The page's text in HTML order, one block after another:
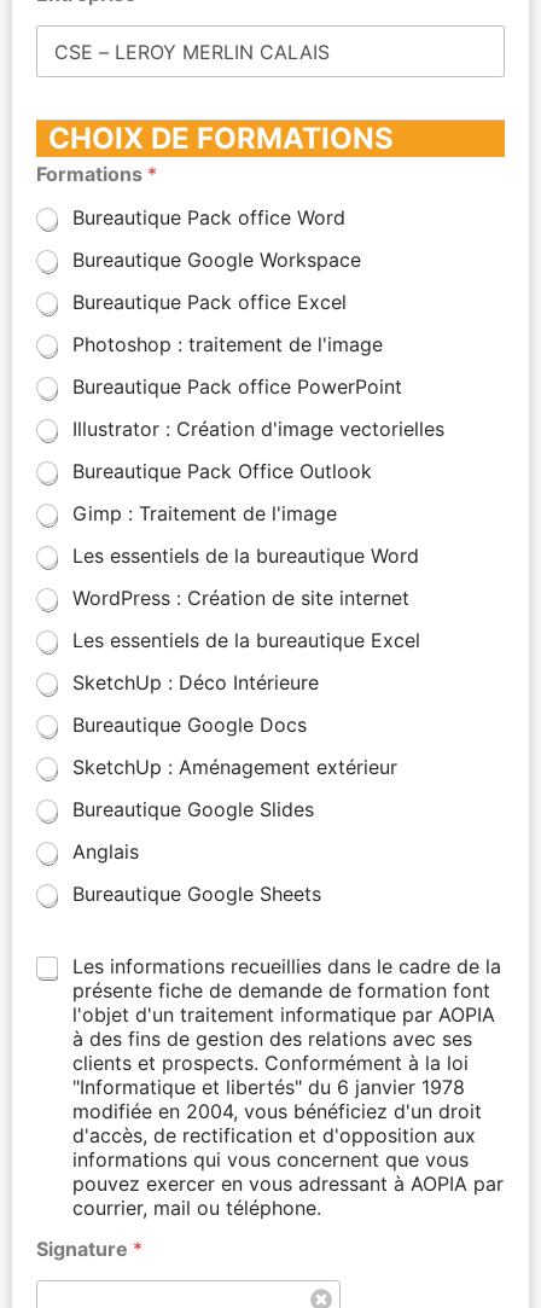
CHOIX DE FORMATIONS
Formations *
Bureautique Pack office Word
Bureautique Google Workspace
Bureautique Pack office Excel
Photoshop : traitement de l'image
Bureautique Pack office PowerPoint
Illustrator : Création d'image vectorielles
Bureautique Pack Office Outlook
Gimp : Traitement de l'image
Les essentiels de la bureautique Word
WordPress : Création de site internet
Les essentiels de la bureautique Excel
SketchUp : Déco Intérieure
Bureautique Google Docs
SketchUp : Aménagement extérieur
Bureautique Google Slides
Anglais
Bureautique Google Sheets
Les informations recueillies dans le cadre de la
présente fiche de demande de formation font
l'objet d'un traitement informatique par AOPIA
à des fins de gestion des relations avec ses
clients et prospects. Conformément à la loi
"Informatique et libertés" du 6 janvier 1978
modifiée en 2004, vous bénéficiez d'un droit
d'accès, de rectification et d'opposition aux
informations qui vous concernent que vous
pouvez exercer en vous adressant à AOPIA par
courrier, mail ou téléphone.
Signature *